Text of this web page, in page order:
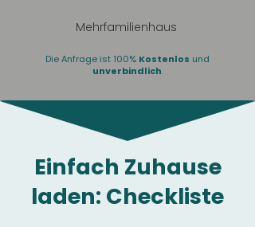
Mehrfamilienhaus
Die Anfrage ist 100% Kostenlos und
unverbindlich.
Einfach Zuhause
laden: Checkliste